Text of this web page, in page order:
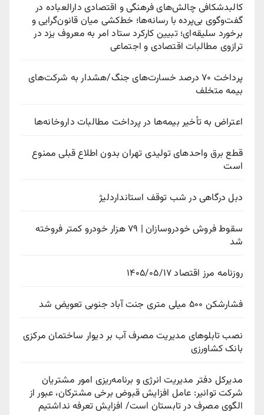
کالبدشکافی چالش‌های فرهنگی و اقتصادی دارالعباده در
گفت‌وگوی بی‌پرده با رسانه‌ها؛ خط‌کشی میان قانون‌گرایی و
برخورد سلیقه‌ای؛ تبیین کارکرد ستاد امر به معروف یزد در
ترازوی مطالبات اقتصادی و اجتماعی
پرداخت ۷۰ درصد خسارت‌های جنگ/هشدار به شرکت‌های
بیمه متخلف
اعتراض به تأخیر بیمه‌ها در پرداخت مطالبات داروخانه‌ها
قطع برق واحدهای تولیدی تهران بدون اطلاع قبلی ممنوع
است
دبل درگاهی در شب توقف استانداردلیژ
سقوط فروش خودروسازان | ۷۹ هزار خودرو کمتر فروخته
شد
روزنامه مرز اقتصاد ۱۴۰۵/۰۵/۱۷
فشارشکن ۵۰۰ میلی متری جنت آباد جنوبی تعویض شد
نصب تابلوهای مدیریت مصرف آب بر دیوار ساختمان مرکزی
بانک کشاورزی
مدیرکل دفتر مدیریت انرژی و برنامه‌ریزی امور مشتریان
شرکت توانیر: عامل افزایش قبوض برخی مشترکان، عبور از
الگوی مصرف در تابستان است/ افزایش تعرفه نداشتیم